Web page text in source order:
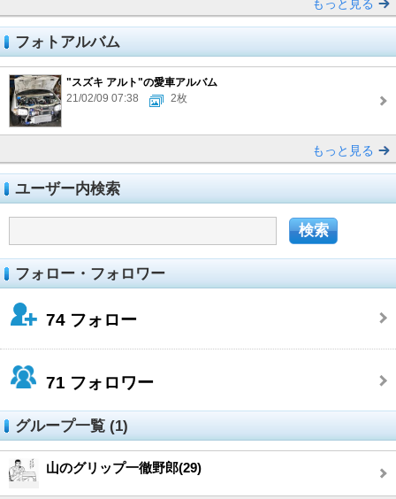
もっと見る
フォトアルバム
"スズキ アルト"の愛車アルバム
21/02/09 07:38
2枚
もっと見る
ユーザー内検索
フォロー・フォロワー
74 フォロー
71 フォロワー
グループ一覧 (1)
山のグリップ一徹野郎(29)